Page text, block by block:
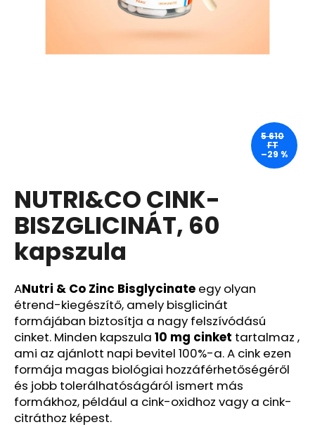
NUTRI&CO CINK-
BISZGLICINÁT, 60
kapszula
ANutri & Co Zinc Bisglycinate egy olyan
étrend-kiegészítő, amely bisglicinát
formájában biztosítja a nagy felszívódású
cinket. Minden kapszula 10 mg cinket tartalmaz ,
ami az ajánlott napi bevitel 100%-a. A cink ezen
formája magas biológiai hozzáférhetőségéről
és jobb tolerálhatóságáról ismert más
formákhoz, például a cink-oxidhoz vagy a cink-
citráthoz képest.
5 610
FT
–29 %
MEDIBLANC
KIDS
RASPBERRY
GYERMEK
FOGKRÉM,
MÁLNA
ÍZŰ,
ML,
EXP:
03/2026
420
Ft
Korábbi:
2
600
Ft